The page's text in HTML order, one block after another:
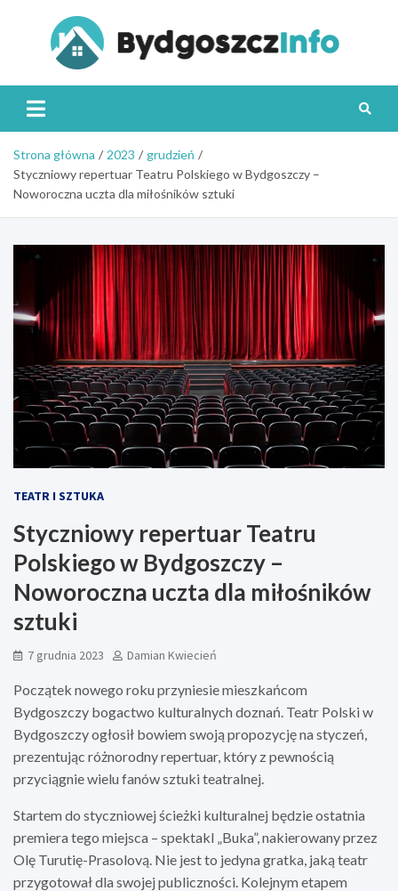
Strona główna 2023
grudzień
Styczniowy repertuar Teatru Polskiego w Bydgoszczy –
Noworoczna uczta dla miłośników sztuki
TEATR I SZTUKA
Styczniowy repertuar Teatru
Polskiego w Bydgoszczy –
Noworoczna uczta dla miłośników
sztuki
7 grudnia 2023 Damian Kwiecień
Początek nowego roku przyniesie mieszkańcom
Bydgoszczy bogactwo kulturalnych doznań. Teatr Polski w
Bydgoszczy ogłosił bowiem swoją propozycję na styczeń,
prezentując różnorodny repertuar, który z pewnością
przyciągnie wielu fanów sztuki teatralnej.
Startem do styczniowej ścieżki kulturalnej będzie ostatnia
premiera tego miejsca – spektakl „Buka”, nakierowany przez
Olę Turutię-Prasolovą. Nie jest to jedyna gratka, jaką teatr
przygotował dla swojej publiczności. Kolejnym etapem